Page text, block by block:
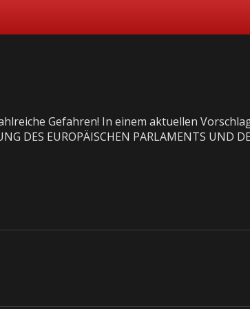
Gefahren! In einem aktuellen
DES EUROPÄISCHEN PARLAMENTS UND